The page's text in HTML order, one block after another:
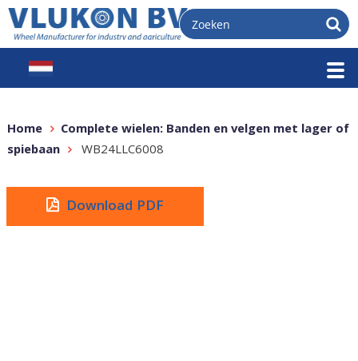
Home
Complete wielen: Banden en velgen met lager of
spiebaan
WB24LLC6008
Download PDF